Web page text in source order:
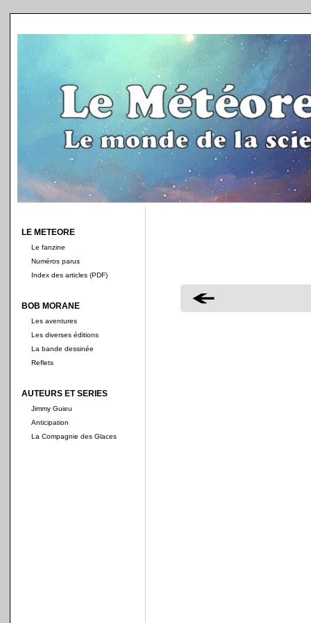
LE METEORE
Le fanzine
Numéros parus
Index des articles (PDF)
BOB MORANE
Les aventures
Les diverses éditions
La bande dessinée
Reflets
AUTEURS ET SERIES
Jimmy Guieu
Anticipation
La Compagnie des Glaces